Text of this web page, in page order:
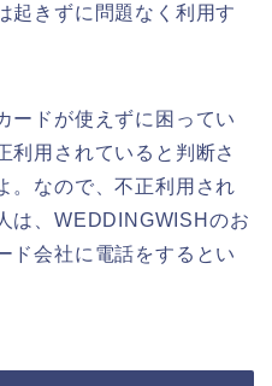
起きずに問題なく利用す
ードが使えずに困ってい
利用されていると判断さ
。なので、不正利用され
は、WEDDINGWISHのお
ド会社に電話をするとい